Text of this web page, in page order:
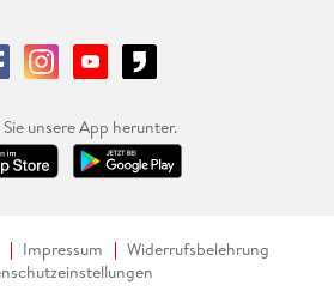
unsere App herunter.
Impressum
Widerrufsbelehrung